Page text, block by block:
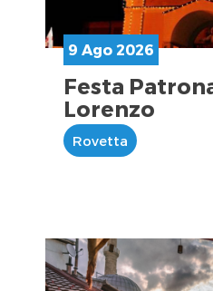
9 Ago 2026
Festa
Lorenzo
Rovetta